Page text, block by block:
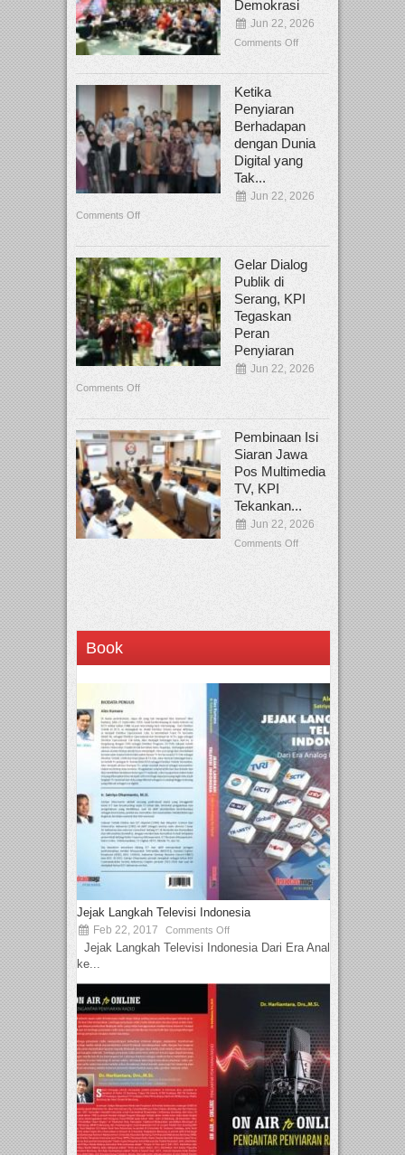
Demokrasi
Jun 22, 2026
Comments Off
Ketika
Penyiaran
Berhadapan
dengan Dunia
Digital yang
Tak...
Jun 22, 2026
Comments Off
Gelar Dialog
Publik di
Serang, KPI
Tegaskan
Peran
Penyiaran
Jun 22, 2026
Comments Off
Pembinaan Isi
Siaran Jawa
Pos Multimedia
TV, KPI
Tekankan...
Jun 22, 2026
Comments Off
Book
Jejak Langkah Televisi Indonesia
Feb 22, 2017 Comments Off
Jejak Langkah Televisi Indonesia Dari Era Analog
ke...